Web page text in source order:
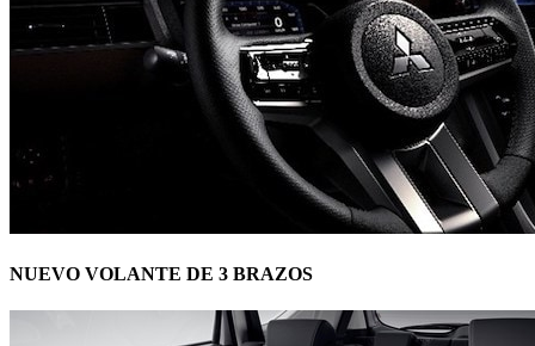
NUEVO VOLANTE DE 3 BRAZOS